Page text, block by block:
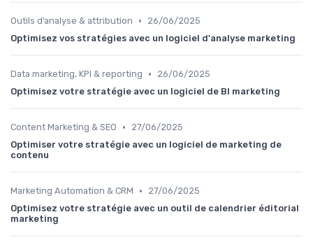
Outils d’analyse & attribution •
26/06/2025
Optimisez vos stratégies avec un logiciel d'analyse marketing
Data marketing, KPI & reporting •
26/06/2025
Optimisez votre stratégie avec un logiciel de BI marketing
Content Marketing & SEO •
27/06/2025
Optimiser votre stratégie avec un logiciel de marketing de
contenu
Marketing Automation & CRM •
27/06/2025
Optimisez votre stratégie avec un outil de calendrier éditorial
marketing